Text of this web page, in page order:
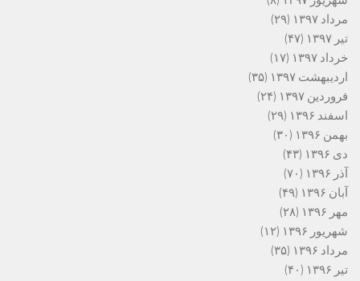
مرداد ۱۳۹۷
(۲۹)
تیر ۱۳۹۷
(۴۷)
خرداد ۱۳۹۷
(۱۷)
اردیبهشت ۱۳۹۷
(۳۵)
فروردین ۱۳۹۷
(۲۴)
اسفند ۱۳۹۶
(۲۹)
بهمن ۱۳۹۶
(۳۰)
دی ۱۳۹۶
(۴۳)
آذر ۱۳۹۶
(۷۰)
آبان ۱۳۹۶
(۴۹)
مهر ۱۳۹۶
(۲۸)
شهریور ۱۳۹۶
(۱۲)
مرداد ۱۳۹۶
(۳۵)
تیر ۱۳۹۶
(۴۰)